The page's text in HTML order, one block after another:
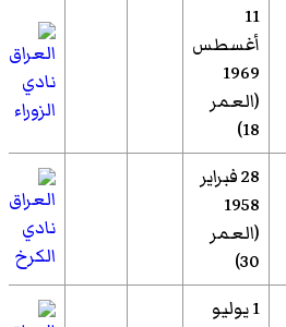
11
أغسطس
1969
(العمر
18)
نادي
الزوراء
28 فبراير
1958
(العمر
30)
نادي
الكرخ
1 يوليو